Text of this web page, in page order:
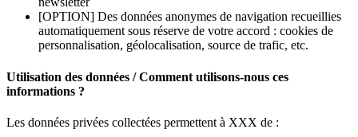
[OPTION] Des données anonymes de navigation recueillies
automatiquement sous réserve de votre accord : cookies de
personnalisation, géolocalisation, source de trafic, etc.
Utilisation des données / Comment utilisons-nous ces
informations ?
Les données privées collectées permettent à XXX de :